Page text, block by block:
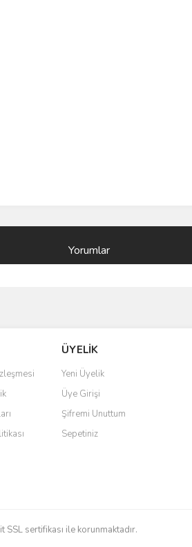
Yorumlar
ÜYELİK
Yeni Üyelik
Üye Girişi
Şifremi Unuttum
Sepetiniz
SSL sertifikası ile korunmaktadır.